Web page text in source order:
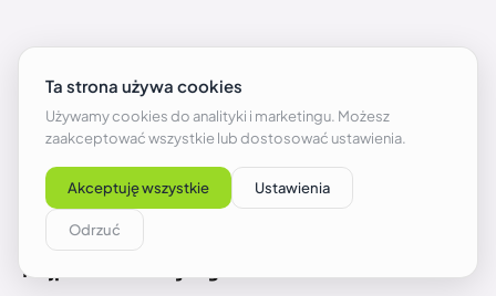
GTA 6 – trzeci trailer i gameplay z datą premiery.
Najpierw zobaczysz go na Netflixie